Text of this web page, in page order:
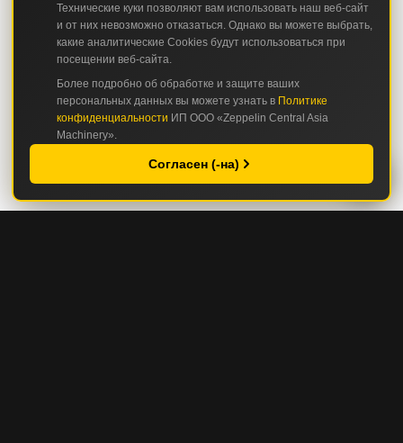
Технические куки позволяют вам использовать наш веб-сайт
и от них невозможно отказаться. Однако вы можете выбрать,
какие аналитические Cookies будут использоваться при
посещении веб-сайта.
Более подробно об обработке и защите ваших
персональных данных вы можете узнать в Политике
конфиденциальности ИП ООО «Zeppelin Central Asia
Machinery».
Согласен (-на)